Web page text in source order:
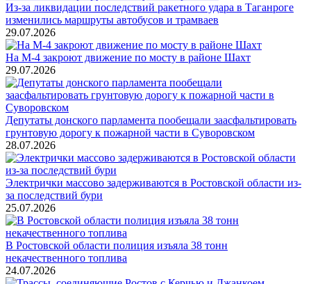
Из-за ликвидации последствий ракетного удара в Таганроге
изменились маршруты автобусов и трамваев
29.07.2026
На М-4 закроют движение по мосту в районе Шахт
29.07.2026
Депутаты донского парламента пообещали заасфальтировать
грунтовую дорогу к пожарной части в Суворовском
28.07.2026
Электрички массово задерживаются в Ростовской области из-
за последствий бури
25.07.2026
В Ростовской области полиция изъяла 38 тонн
некачественного топлива
24.07.2026